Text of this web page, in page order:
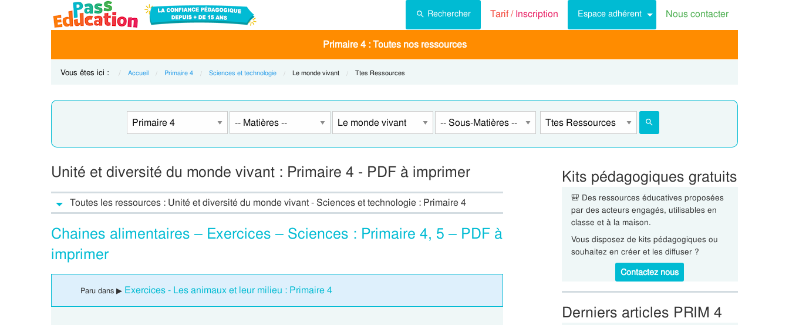
Rechercher Tarif /Inscription Espace adhérent Nous contacter
Primaire 4 : Toutes nos ressources
Vous êtes ici : Accueil Primaire 4 Sciences et technologie Current:
Le monde vivant Current:
Ttes Ressources
Unité et diversité du monde vivant : Primaire 4 - PDF à imprimer
Toutes les ressources : Unité et diversité du monde vivant - Sciences et technologie : Primaire 4
Chaines alimentaires – Exercices – Sciences : Primaire 4, 5 – PDF à
imprimer
Paru dans ▶ Exercices - Les animaux et leur milieu : Primaire 4
Kits pédagogiques gratuits
🎒 Des ressources éducatives proposées
par des acteurs engagés, utilisables en
classe et à la maison.
Vous disposez de kits pédagogiques ou
souhaitez en créer et les diffuser ?
Contactez nous
Derniers articles PRIM 4